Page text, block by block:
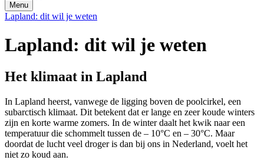
Menu
Lapland: dit wil je weten
Lapland: dit wil je weten
Het klimaat in Lapland
In Lapland heerst, vanwege de ligging boven de poolcirkel, een
subarctisch klimaat. Dit betekent dat er lange en zeer koude winters
zijn en korte warme zomers. In de winter daalt het kwik naar een
temperatuur die schommelt tussen de – 10°C en – 30°C. Maar
doordat de lucht veel droger is dan bij ons in Nederland, voelt het
niet zo koud aan.